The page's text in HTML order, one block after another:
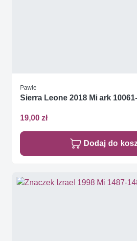
Pawie
Sierra Leone 2018 Mi ark
19,00 zł
Dodaj do